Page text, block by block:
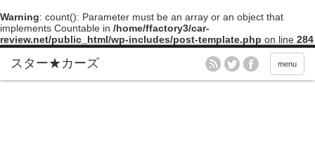
Warning: count(): Parameter must be an array or an object that
implements Countable in /home/ffactory3/car-
review.net/public_html/wp-includes/post-template.php on line 284
menu